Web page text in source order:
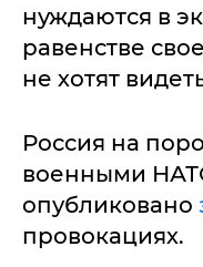
нуждаются в
равенстве
не хотят
Россия на
военными
опубликовано
провокациях.